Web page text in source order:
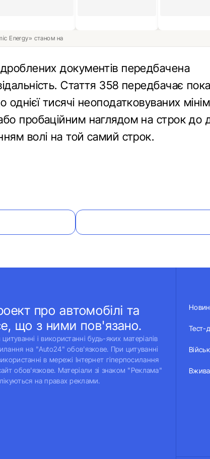
Energy» станом на
документів передбачена
Стаття 358 передбачає
однієї тисячі неоподатковуваних
пробаційним наглядом на строк до
волі на той самий строк.
про автомобілі та
що з ними пов'язано.
і використанні будь-яких матеріалів
на "Auto24" обов'язкове. При цитуванні
в мережі Інтернет гіперпосилання
обов'язкове. Матеріали зі знаком "Реклама"
на правах реклами.
Тест-